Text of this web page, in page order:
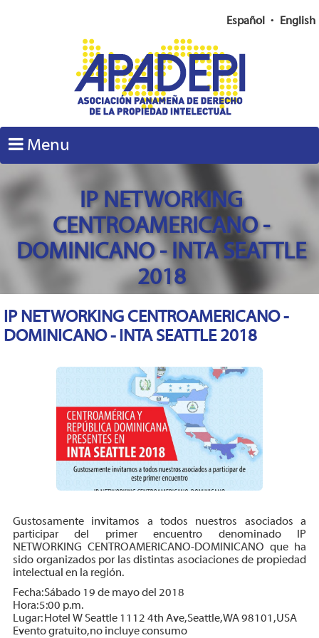
Español • English
Menu
IP NETWORKING
CENTROAMERICANO -
DOMINICANO - INTA SEATTLE
2018
IP NETWORKING CENTROAMERICANO -
DOMINICANO - INTA SEATTLE 2018
Gustosamente invitamos a todos nuestros asociados a
participar del primer encuentro denominado IP
NETWORKING CENTROAMERICANO-DOMINICANO que ha
sido organizados por las distintas asociaciones de propiedad
intelectual en la región.
Fecha: Sábado 19 de mayo del 2018
Hora: 5:00 p.m.
Lugar: Hotel W Seattle 1112 4th Ave, Seattle, WA 98101, USA
Evento gratuito, no incluye consumo